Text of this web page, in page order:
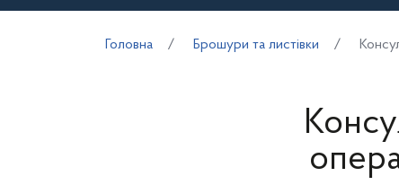
Головна Брошури та листівки